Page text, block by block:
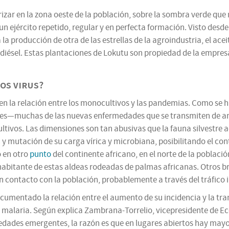
en la zona oeste de la población, sobre la sombra verde
ejército repetido, regular y en perfecta formación. Visto
producción de otra de las estrellas de la agroindustria, el
Estas plantaciones de Lokutu son propiedad de la
virus?
la relación entre los monocultivos y las pandemias. Como
de las nuevas enfermedades que se transmiten de
Las dimensiones son tan abusivas que la fauna silvestre
de su carga vírica y microbiana, posibilitando el
en otropuntodel continente africano, en el norte de la
de estas aldeas rodeadas de palmas africanas. Otros
con la población, probablemente a través del tráfico
la relación entre el aumento de su incidencia y la
Según explica Zambrana-Torrelio, vicepresidente de
emergentes, la razón es que en lugares abiertos hay